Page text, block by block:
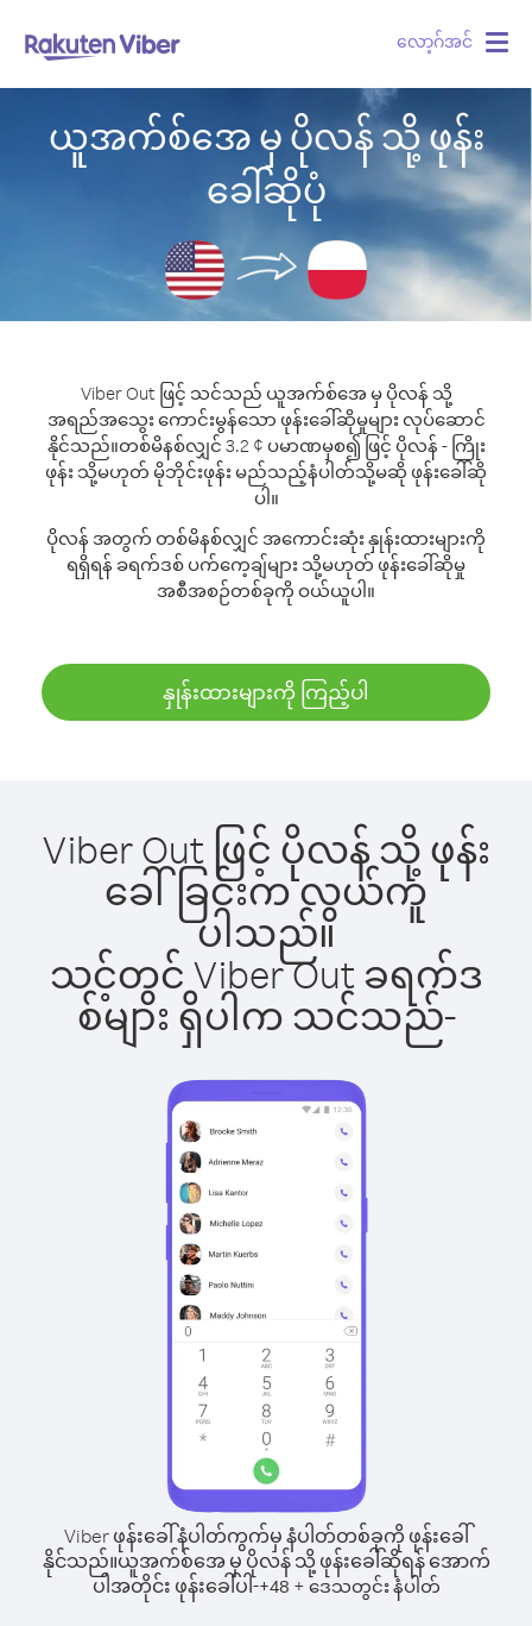
လော့ဂ်အင်
ယူအက်စ်အေ မှ ပိုလန် သို့ ဖုန်း
ခေါ်ဆိုပုံ
Viber Out ဖြင့် သင်သည် ယူအက်စ်အေ မှ ပိုလန် သို့
အရည်အသွေး ကောင်းမွန်သော ဖုန်းခေါ်ဆိုမှုများ လုပ်ဆောင်
နိုင်သည်။တစ်မိနစ်လျှင် 3.2 ¢ ပမာဏမှစ၍ ဖြင့် ပိုလန် - ကြိုး
ဖုန်း သို့မဟုတ် မိုဘိုင်းဖုန်း မည်သည့်နံပါတ်သို့မဆို ဖုန်းခေါ်ဆို
ပါ။
ပိုလန် အတွက် တစ်မိနစ်လျှင် အကောင်းဆုံး နှုန်းထားများကို
ရရှိရန် ခရက်ဒစ် ပက်ကေ့ချ်များ သို့မဟုတ် ဖုန်းခေါ်ဆိုမှု
အစီအစဉ်တစ်ခုကို ဝယ်ယူပါ။
နှုန်းထားများကို ကြည့်ပါ
Viber Out ဖြင့် ပိုလန် သို့ ဖုန်း
ခေါ်ခြင်းက လွယ်ကူ
ပါသည်။
သင့်တွင် Viber Out ခရက်ဒ
စ်များ ရှိပါက သင်သည်-
Viber ဖုန်းခေါ်နံပါတ်ကွက်မှ နံပါတ်တစ်ခုကို ဖုန်းခေါ်
နိုင်သည်။ယူအက်စ်အေ မှ ပိုလန် သို့ ဖုန်းခေါ်ဆိုရန် အောက်
ပါအတိုင်း ဖုန်းခေါ်ပါ-+48 + ဒေသတွင်း နံပါတ်